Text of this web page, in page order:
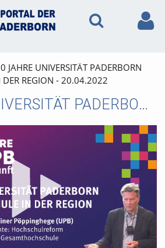
JAHRE UNIVERSITÄT PADERBORN
DER REGION - 20.04.2022
50 JAHRE UNIVERSITÄT PADERBORN EINE HOCHSCHULE IN DER REGION - 20.04.2022